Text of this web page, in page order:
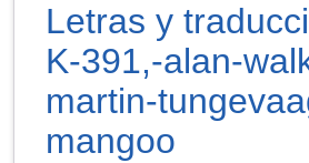
Letras y
K-391,-alan-
martin-
mangoo